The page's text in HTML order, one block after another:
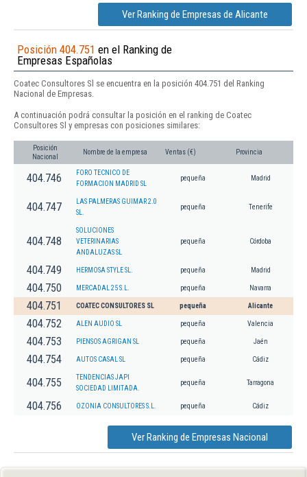
Ver Ranking de Empresas de Alicante
Posición 404.751 en el Ranking de
Empresas Españolas
Coatec Consultores Sl se encuentra en la posición 404.751 del Ranking
Nacional de Empresas.
A continuación podrá consultar la posición en el ranking de Coatec
Consultores Sl y empresas con posiciones similares:
Posición
Nacional
Nombre de la empresa Ventas (€) Provincia
404.746
FORO TECNICO DE
FORMACION MADRID SL
pequeña Madrid
404.747
LAS PALMERAS GUIMAR 2.0
SL.
pequeña Tenerife
404.748
SOLUCIONES
VETERINARIAS
ANDALUZAS SL
pequeña Córdoba
404.749 HERMOSA STYLE SL. pequeña Madrid
404.750 MERCADAL 25 S.L. pequeña Navarra
404.751 COATEC CONSULTORES SL pequeña Alicante
404.752 ALEN AUDIO SL pequeña Valencia
404.753 PIENSOS AGRIGAN SL pequeña Jaén
404.754 AUTOS CASAL SL pequeña Cádiz
404.755
TENDENCIAS JAPI
SOCIEDAD LIMITADA.
pequeña Tarragona
404.756 OZONIA CONSULTORES S.L. pequeña Cádiz
Ver Ranking de Empresas Nacional